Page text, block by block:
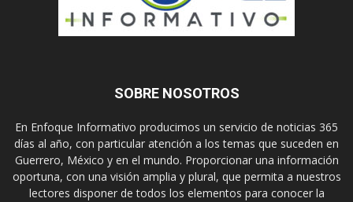
SOBRE NOSOTROS
En Enfoque Informativo producimos un servicio de noticias 365
días al año, con particular atención a los temas que suceden en
Guerrero, México y en el mundo. Proporcionar una información
oportuna, con una visión amplia y plural, que permita a nuestros
lectores disponer de todos los elementos para conocer la